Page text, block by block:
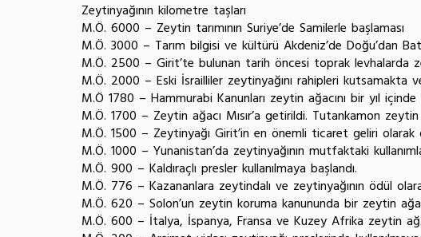
Zeytinyağının kilometre taşları
M.Ö. 6000 – Zeytin tarımının Suriye’de Samilerle başlaması
M.Ö. 3000 – Tarım bilgisi ve kültürü Akdeniz’de Doğu’dan
M.Ö. 2500 – Girit’te bulunan tarih öncesi toprak levhalarda
M.Ö. 2000 – Eski İsrailliler zeytinyağını rahipleri kutsamakta
M.Ö 1780 – Hammurabi Kanunları zeytin ağacını bir yıl
M.Ö. 1700 – Zeytin ağacı Mısır’a getirildi. Tutankamon
M.Ö. 1500 – Zeytinyağı Girit’in en önemli ticaret geliri olarak
M.Ö. 1000 – Yunanistan’da zeytinyağının mutfaktaki
M.Ö. 900 – Kaldıraçlı presler kullanılmaya başlandı.
M.Ö. 776 – Kazananlara zeytindalı ve
M.Ö. 620 – Solon’un zeytin koruma kanununda bir zeytin
M.Ö. 600 – İtalya, İspanya, Fransa ve Kuzey Afrika zeytin